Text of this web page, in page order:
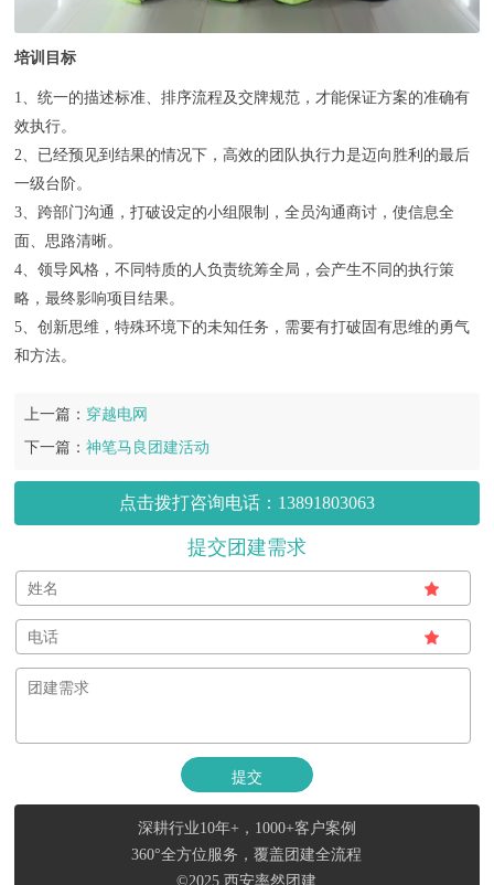
培训目标
1、统一的描述标准、排序流程及交牌规范，才能保证方案的准确有
效执行。
2、已经预见到结果的情况下，高效的团队执行力是迈向胜利的最后
一级台阶。
3、跨部门沟通，打破设定的小组限制，全员沟通商讨，使信息全
面、思路清晰。
4、领导风格，不同特质的人负责统筹全局，会产生不同的执行策
略，最终影响项目结果。
5、创新思维，特殊环境下的未知任务，需要有打破固有思维的勇气
和方法。
上一篇： 穿越电网
下一篇：神笔马良团建活动
点击拨打咨询电话：13891803063
提交团建需求
深耕行业10年+，1000+客户案例
360°全方位服务，覆盖团建全流程
©2025 西安率然团建